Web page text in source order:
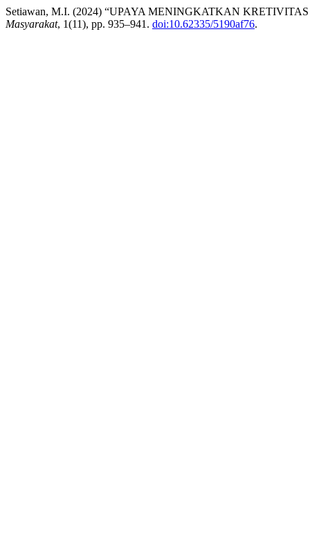
Setiawan, M.I. (2024) “UPAYA MENINGKATKAN
Masyarakat, 1(11), pp. 935–941. doi:10.62335/5190af76.